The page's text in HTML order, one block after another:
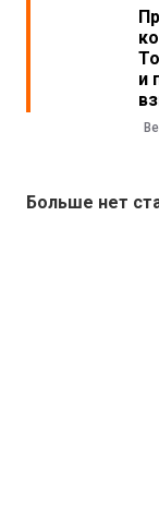
и
Больше нет